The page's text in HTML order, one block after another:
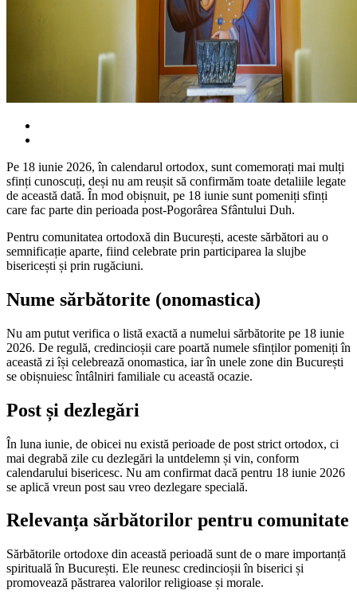
Pe 18 iunie 2026, în calendarul ortodox, sunt comemorați mai mulți
sfinți cunoscuți, deși nu am reușit să confirmăm toate detaliile legate
de această dată. În mod obișnuit, pe 18 iunie sunt pomeniți sfinți
care fac parte din perioada post-Pogorârea Sfântului Duh.
Pentru comunitatea ortodoxă din București, aceste sărbători au o
semnificație aparte, fiind celebrate prin participarea la slujbe
bisericești și prin rugăciuni.
Nume sărbătorite (onomastica)
Nu am putut verifica o listă exactă a numelui sărbătorite pe 18 iunie
2026. De regulă, credincioșii care poartă numele sfinților pomeniți în
această zi își celebrează onomastica, iar în unele zone din București
se obișnuiesc întâlniri familiale cu această ocazie.
Post și dezlegări
În luna iunie, de obicei nu există perioade de post strict ortodox, ci
mai degrabă zile cu dezlegări la untdelemn și vin, conform
calendarului bisericesc. Nu am confirmat dacă pentru 18 iunie 2026
se aplică vreun post sau vreo dezlegare specială.
Relevanța sărbătorilor pentru comunitate
Sărbătorile ortodoxe din această perioadă sunt de o mare importanță
spirituală în București. Ele reunesc credincioșii în biserici și
promovează păstrarea valorilor religioase și morale.